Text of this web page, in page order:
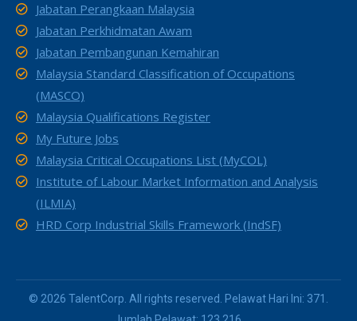
Jabatan Perangkaan Malaysia
Jabatan Perkhidmatan Awam
Jabatan Pembangunan Kemahiran
Malaysia Standard Classification of Occupations
(MASCO)
Malaysia Qualifications Register
My Future Jobs
Malaysia Critical Occupations List (MyCOL)
Institute of Labour Market Information and Analysis
(ILMIA)
HRD Corp Industrial Skills Framework (IndSF)
© 2026 TalentCorp. All rights reserved. Pelawat Hari Ini: 371.